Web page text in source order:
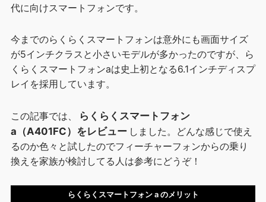
代に向けスマートフォンです。
今までのらくらくスマートフォンは意外にも画面サイズ
が5インチクラスと小さいモデルが多かったのですが、ら
くらくスマートフォンaは史上初となる6.1インチディスプ
レイを採用しています。
この記事では、
らくらくスマートフォン
a（A401FC）をレビュー しました。どんな感じで使え
るのか色々と試したのでフィーチャーフォンからの乗り
換えを家族が検討してる人は参考にどうぞ！
らくらくスマートフォン a のメリット